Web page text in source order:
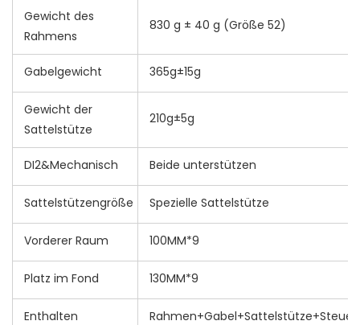
Gewicht des
Rahmens
830 g ± 40 g (Größe 52)
Gabelgewicht 365g±15g
Gewicht der
Sattelstütze
210g±5g
DI2&Mechanisch Beide unterstützen
Sattelstützengröße Spezielle Sattelstütze
Vorderer Raum 100MM*9
Platz im Fond 130MM*9
Enthalten